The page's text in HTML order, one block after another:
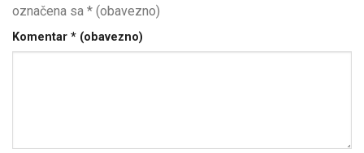
označena sa * (obavezno)
Komentar * (obavezno)